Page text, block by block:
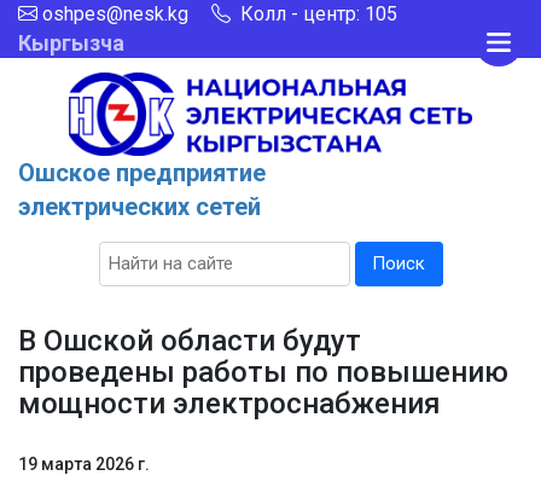
oshpes@nesk.kg Колл - центр: 105
Кыргызча
Ошское предприятие
электрических сетей
Поиск
В Ошской области будут
проведены работы по повышению
мощности электроснабжения
19 марта 2026 г.